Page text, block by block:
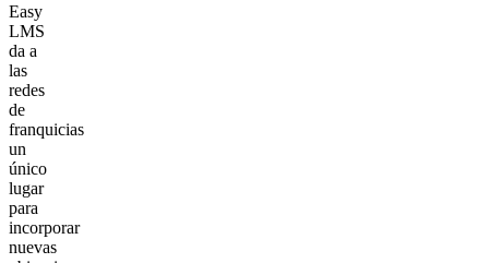
Easy
LMS
da a
las
redes
de
franquicias
un
único
lugar
para
incorporar
nuevas